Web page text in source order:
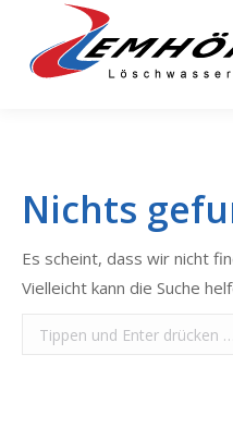
Nichts
Es scheint, dass wir nicht
Vielleicht kann die Suche
Search: